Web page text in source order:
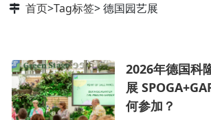
首页>Tag标签> 德国园艺展
2026年德国科
展
何参加？